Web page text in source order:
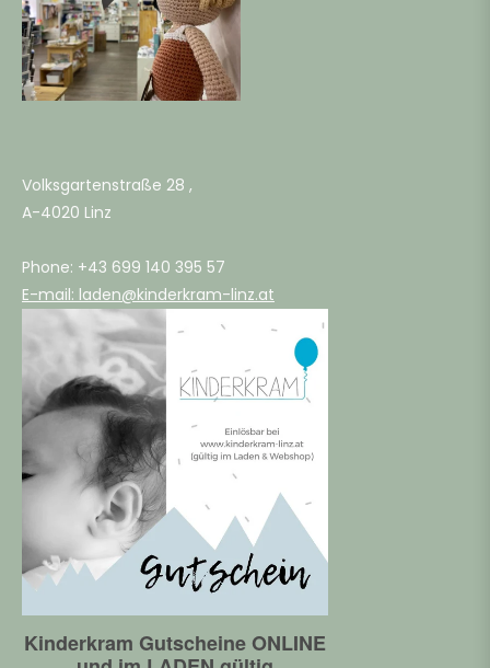
Volksgartenstraße 28 ,
A-4020 Linz
Phone: +43 699 140 395 57
E-mail: laden@kinderkram-linz.at